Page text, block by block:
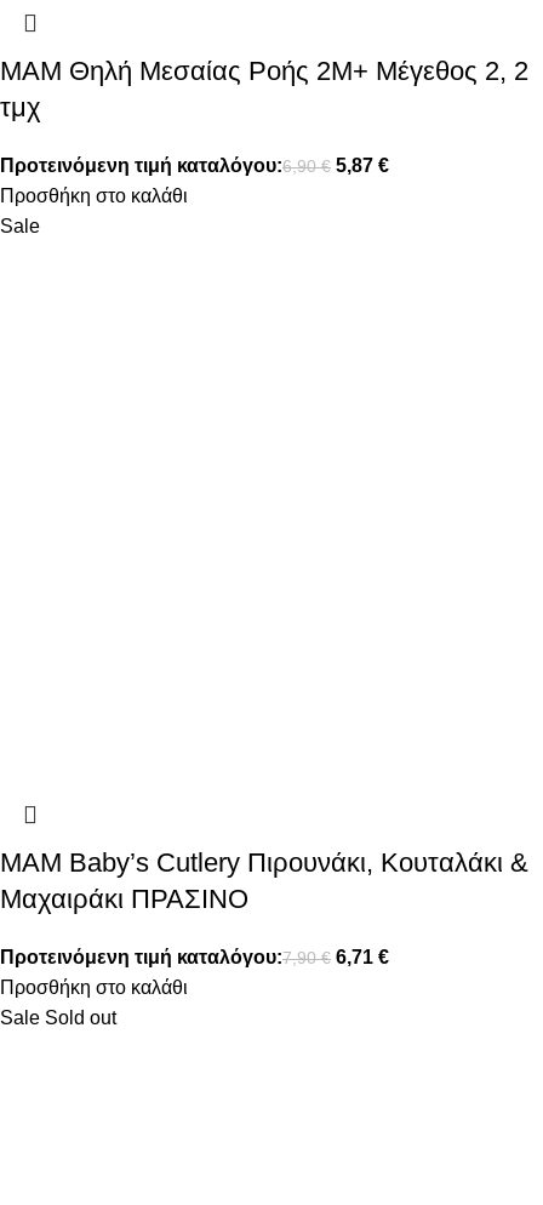
MAM Θηλή Μεσαίας Ροής 2Μ+ Μέγεθος 2, 2
τμχ
Προτεινόμενη τιμή καταλόγου:6,90€ 5,87 €
Προσθήκη στο καλάθι
Sale
MAM Baby’s Cutlery Πιρουνάκι, Κουταλάκι &
Μαχαιράκι ΠΡΑΣΙΝΟ
Προτεινόμενη τιμή καταλόγου:7,90€ 6,71 €
Προσθήκη στο καλάθι
Sale Sold out